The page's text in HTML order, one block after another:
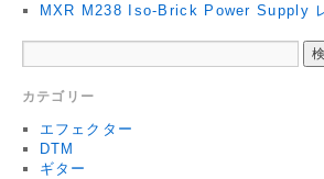
MXR M238 Iso-Brick Power Supply
カテゴリー
エフェクター
DTM
ギター